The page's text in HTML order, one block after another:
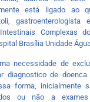
está ligado ao
gastroenterologista
Complexas
Brasília Unidade
necessidade de
diagnostico de
forma, inicialmente
ou não a